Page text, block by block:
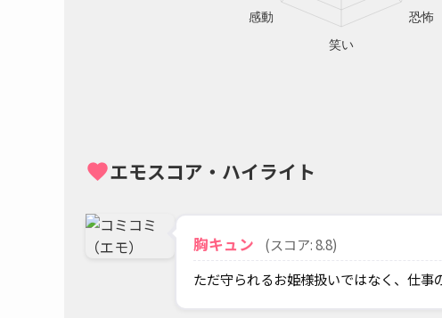
favoriteエモスコア・ハイライト
胸キュン
(スコア: 8.8)
ただ守られるお姫様扱いではなく、仕事